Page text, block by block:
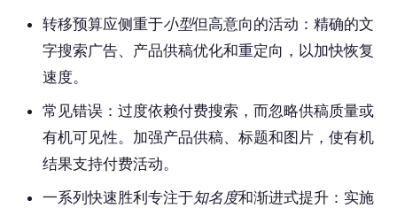
转移预算应侧重于小型但高意向的活动：精确的文
字搜索广告、产品供稿优化和重定向，以加快恢复
速度。
常见错误：过度依赖付费搜索，而忽略供稿质量或
有机可见性。加强产品供稿、标题和图片，使有机
结果支持付费活动。
一系列快速胜利专注于知名度和渐进式提升：实施